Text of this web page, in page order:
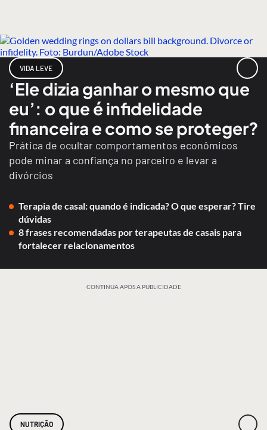
VIDA LEVE
‘Ele dizia ganhar o mesmo que
eu’: o que é infidelidade
financeira e como se proteger?
Prática de ocultar comportamentos econômicos
pode minar a confiança no parceiro e levar a
divórcios
Terapia de casal: quando é indicada? O que esperar? Tire
dúvidas
8 frases recomendadas por terapeutas de casais para
fortalecer relacionamentos
CONTINUA APÓS A PUBLICIDADE
NUTRIÇÃO